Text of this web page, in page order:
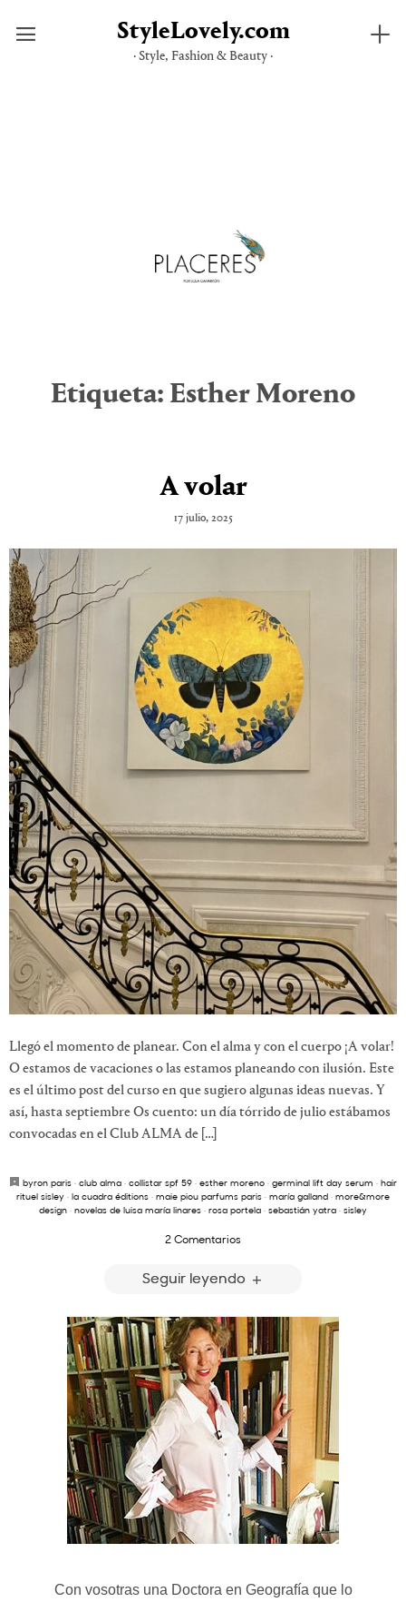
StyleLovely.com
· Style, Fashion & Beauty ·
Etiqueta: Esther Moreno
A volar
17 julio, 2025
Llegó el momento de planear. Con el alma y con el cuerpo ¡A volar!
O estamos de vacaciones o las estamos planeando con ilusión. Este
es el último post del curso en que sugiero algunas ideas nuevas. Y
así, hasta septiembre Os cuento: un día tórrido de julio estábamos
convocadas en el Club ALMA de […]
byron paris · club alma · collistar spf 59 · esther moreno · germinal lift day serum · hair
rituel sisley · la cuadra éditions · maie piou parfums paris · maría galland · more&more
design · novelas de luisa maría linares · rosa portela · sebastián yatra · sisley
2 Comentarios
Seguir leyendo
Con vosotras una Doctora en Geografía que lo